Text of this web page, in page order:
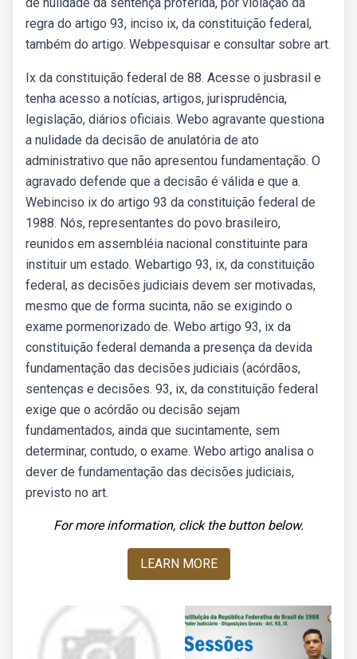
regra do artigo 93, inciso ix, da constituição federal,
também do artigo. Webpesquisar e consultar sobre art.
Ix da constituição federal de 88. Acesse o jusbrasil e
tenha acesso a notícias, artigos, jurisprudência,
legislação, diários oficiais. Webo agravante questiona
a nulidade da decisão de anulatória de ato
administrativo que não apresentou fundamentação. O
agravado defende que a decisão é válida e que a.
Webinciso ix do artigo 93 da constituição federal de
1988. Nós, representantes do povo brasileiro,
reunidos em assembléia nacional constituinte para
instituir um estado. Webartigo 93, ix, da constituição
federal, as decisões judiciais devem ser motivadas,
mesmo que de forma sucinta, não se exigindo o
exame pormenorizado de. Webo artigo 93, ix da
constituição federal demanda a presença da devida
fundamentação das decisões judiciais (acórdãos,
sentenças e decisões. 93, ix, da constituição federal
exige que o acórdão ou decisão sejam
fundamentados, ainda que sucintamente, sem
determinar, contudo, o exame. Webo artigo analisa o
dever de fundamentação das decisões judiciais,
previsto no art.
For more information, click the button below.
LEARN MORE